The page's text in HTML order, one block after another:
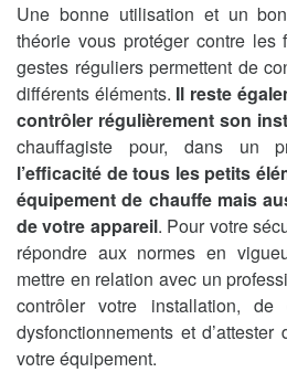
Une bonne utilisation et un
théorie vous protéger contre les
gestes réguliers permettent de
différents éléments. Il reste
contrôler régulièrement son
chauffagiste pour, dans un
l’efficacité de tous les petits
équipement de chauffe mais
de votre appareil. Pour votre
répondre aux normes en
mettre en relation avec un
contrôler votre installation, de
dysfonctionnements et
votre équipement.